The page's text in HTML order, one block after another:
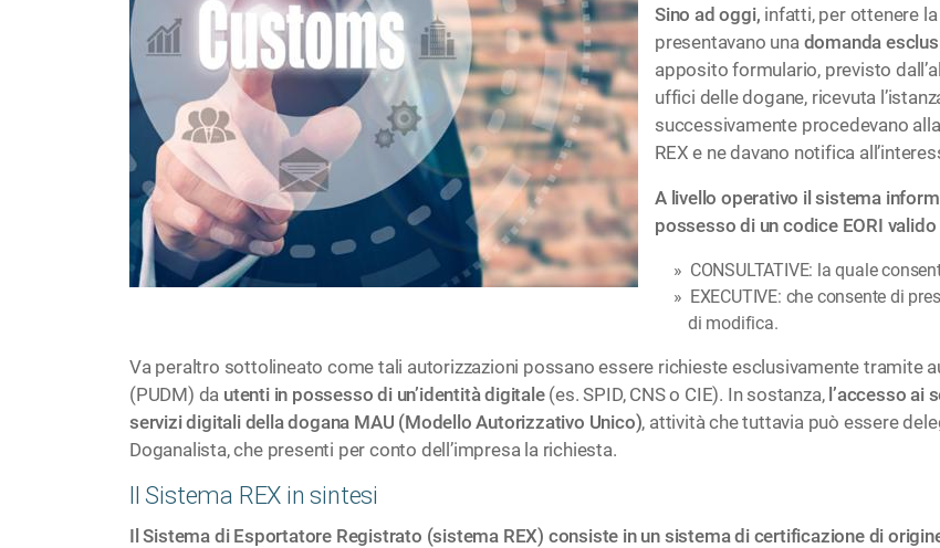
Sino ad oggi, infatti, per ottenere
presentavano una domanda
apposito formulario, previsto
uffici delle dogane, ricevuta
successivamente procedevano
REX e ne davano notifica
A livello operativo il sistema
possesso di un codice EORI valido
CONSULTATIVE: la quale
EXECUTIVE: che consente di
di modifica.
Va peraltro sottolineato come tali autorizzazioni possano essere richieste esclusivamente tramite
(PUDM) da utenti in possesso di un’identità digitale (es. SPID, CNS o CIE). In sostanza,l’accesso ai
servizi digitali della dogana MAU (Modello Autorizzativo Unico), attività che tuttavia può essere
Doganalista, che presenti per conto dell’impresa la richiesta.
Il Sistema REX in sintesi
Il Sistema di Esportatore Registrato (sistema REX) consiste in un sistema di certificazione di